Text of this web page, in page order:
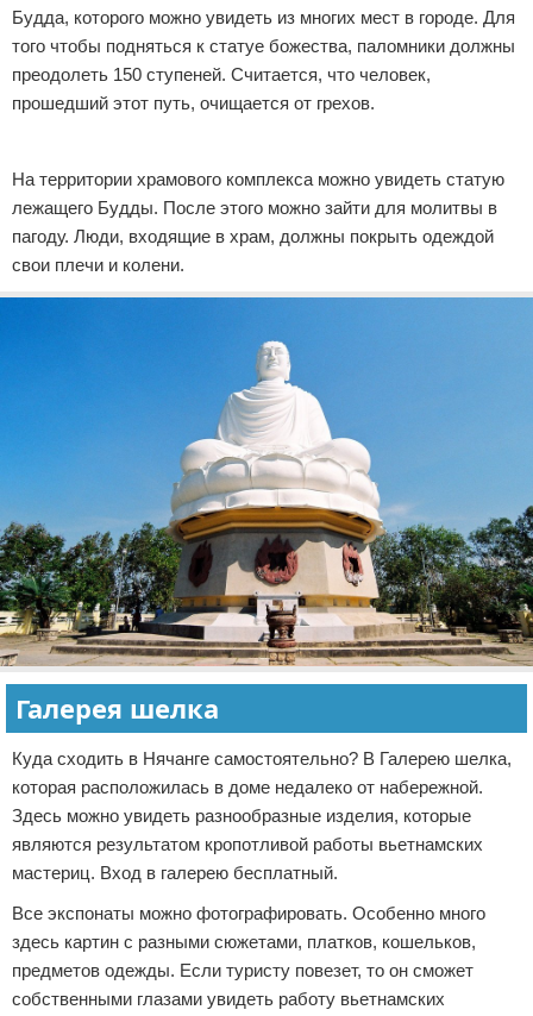
Будда, которого можно увидеть из многих мест в городе. Для
того чтобы подняться к статуе божества, паломники должны
преодолеть 150 ступеней. Считается, что человек,
прошедший этот путь, очищается от грехов.
На территории храмового комплекса можно увидеть статую
лежащего Будды. После этого можно зайти для молитвы в
пагоду. Люди, входящие в храм, должны покрыть одеждой
свои плечи и колени.
Галерея шелка
Куда сходить в Нячанге самостоятельно? В Галерею шелка,
которая расположилась в доме недалеко от набережной.
Здесь можно увидеть разнообразные изделия, которые
являются результатом кропотливой работы вьетнамских
мастериц. Вход в галерею бесплатный.
Все экспонаты можно фотографировать. Особенно много
здесь картин с разными сюжетами, платков, кошельков,
предметов одежды. Если туристу повезет, то он сможет
собственными глазами увидеть работу вьетнамских